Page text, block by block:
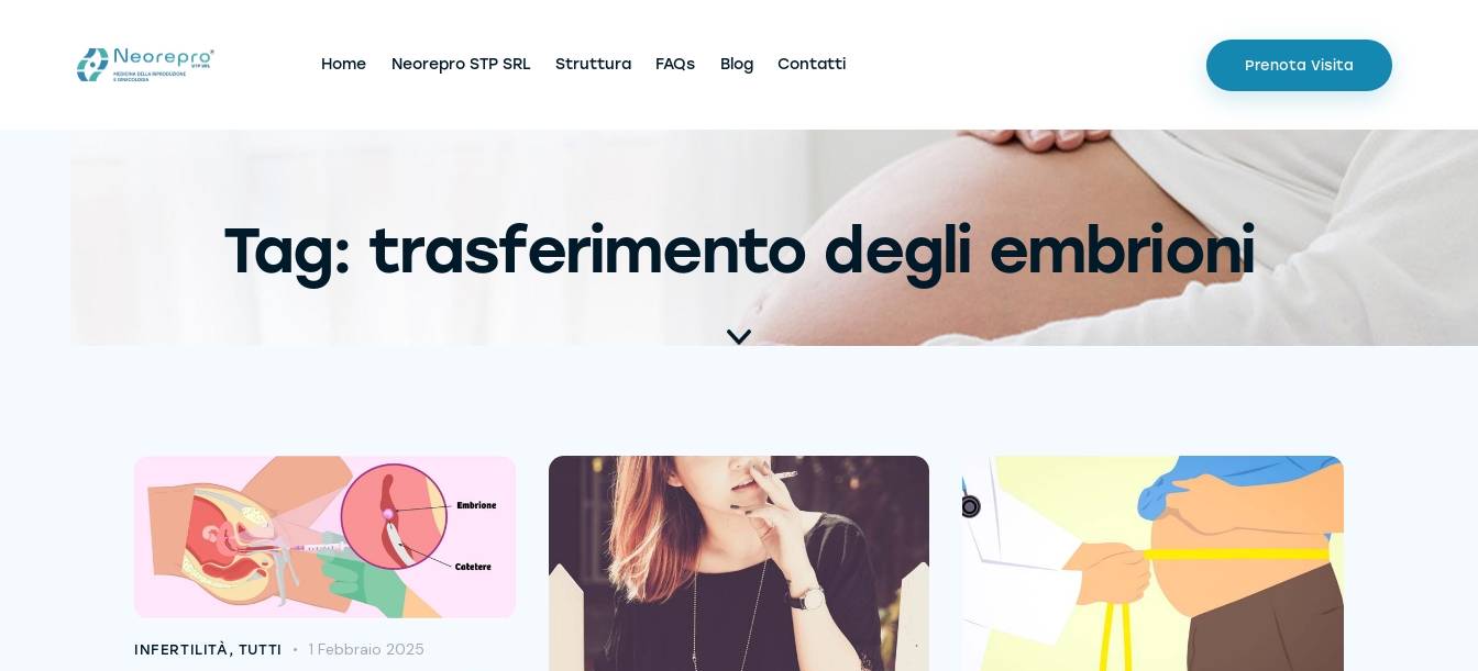
Home Neorepro STP SRL Struttura FAQs Blog Contatti Prenota Visita
Tag: trasferimento degli embrioni
INFERTILITÀ , TUTTI 1 Febbraio 2025